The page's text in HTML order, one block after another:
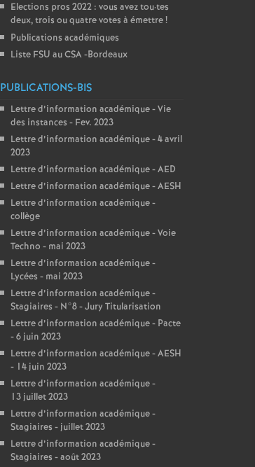
Elections pros 2022 : vous avez tou·tes
deux, trois ou quatre votes à émettre!
Publications académiques
Liste FSU au CSA -Bordeaux
PUBLICATIONS-BIS
Lettre d’information académique - Vie
des instances - Fev. 2023
Lettre d’information académique - 4 avril
2023
Lettre d’information académique - AED
Lettre d’information académique - AESH
Lettre d’information académique -
collège
Lettre d’information académique - Voie
Techno - mai 2023
Lettre d’information académique -
Lycées - mai 2023
Lettre d’information académique -
Stagiaires - N°8 - Jury Titularisation
Lettre d’information académique - Pacte
- 6 juin 2023
Lettre d’information académique - AESH
- 14 juin 2023
Lettre d’information académique -
13 juillet 2023
Lettre d’information académique -
Stagiaires - juillet 2023
Lettre d’information académique -
Stagiaires - août 2023